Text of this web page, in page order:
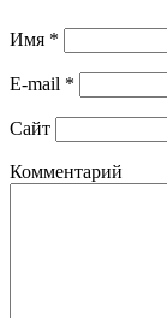
Имя *
E-mail *
Сайт
Комментарий